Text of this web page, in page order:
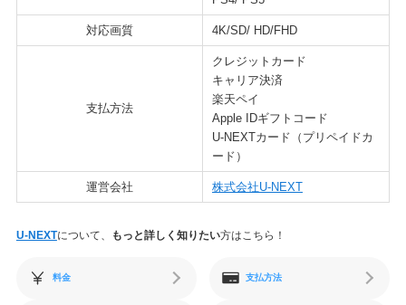
対応画質 4K/SD/ HD/FHD
支払方法
クレジットカード
キャリア決済
楽天ペイ
Apple IDギフトコード
U-NEXTカード（プリペイドカ
ード）
運営会社 株式会社U-NEXT
U-NEXTについて、 もっと詳しく知りたい方はこちら！
料金 支払方法